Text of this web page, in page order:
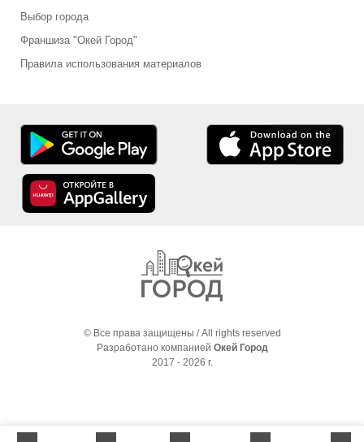
Выбор города
Франшиза "Окей Город"
Правила использования материалов
© Все права защищены / All rights reserved
Разработано компанией Окей Город
2017 - 2026 г.